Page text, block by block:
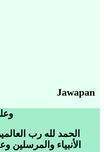
Jawapan
الحمد لله رب
الأنبياء والمرسلين